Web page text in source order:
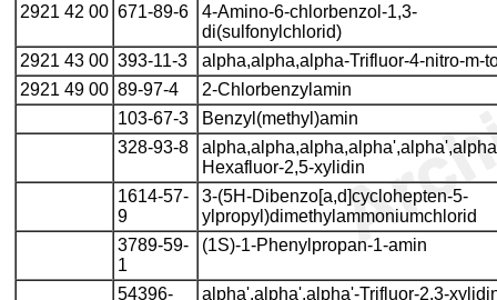
2921 42 00 671-89-6
4-Amino-6-chlorbenzol-1,3-
di(sulfonylchlorid)
2921 43 00 393-11-3
alpha,alpha,alpha-Trifluor-4-nitro-m-
2921 49 00 89-97-4
2-Chlorbenzylamin
103-67-3
Benzyl(methyl)amin
328-93-8
Hexafluor-2,5-xylidin
1614-57-
9
3-(5H-Dibenzo[a,d]cyclohepten-5-
ylpropyl)dimethylammoniumchlorid
3789-59-
1
(1S)-1-Phenylpropan-1-amin
54396- alpha',alpha',alpha'-Trifluor-2,3-